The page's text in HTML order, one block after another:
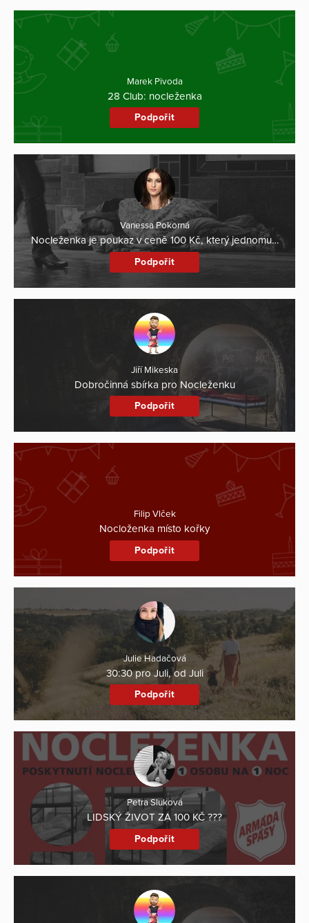
Marek Pivoda
28 Club: nocleženka
Podpořit
Vanessa Pokorná
Nocleženka je poukaz v ceně 100 Kč, který jednomu…
Podpořit
Jiří Mikeska
Dobročinná sbírka pro Nocleženku
Podpořit
Filip Vlček
Nocloženka místo kořky
Podpořit
Julie Hadačová
30:30 pro Juli, od Juli
Podpořit
Petra Sluková
LIDSKÝ ŽIVOT ZA 100 KČ ???
Podpořit